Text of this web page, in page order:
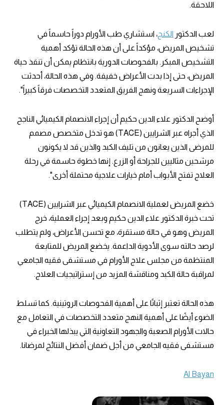
اللاحقة.
لعب الدكتور الكنج، استشاري طب الأورام دوراً حاسماً في
تشخيص المريض، مؤكداً على أن هذه الحالة تؤكد أهمية
التشخيص المبكر. بالفحوصات الدورية بانتظام يمكن أن تنقذ حياة
المريض، حتى إذا بدت الأعراض خفيفة. وفي هذه الحالة، أحدثت
الإجراءات السريعة ونهج الفريق المتعدد التخصصات فرقاً كبيراً".
أوضح الدكتور علاء الدين حكيم أن إجراء الانصمام الكيميائي الناجح
الذي أجراه عبر الشرايين (TACE) هو تدخل متخصص مصمم
للمرضى الذين يعانون من تليف الكبد والذين قد لا يكونون
مرشحين مثاليين للجراحة أو الزرع. إنها خطوة حاسمة في رحلة
العلاج تفتح الأبواب أمام خيارات علاجية محتملة أخرى".
خضع المريض لعملية الانصمام الكيميائي عبر الشرايين (TACE)
تحت خبرة الدكتور علاء الدين حكيم وبعد إجراء العملية، خرج
المريض وهو في حالة مستقرة، مع تحسن الأعراض، ولم يتطلب
لرصد حالته سوى الأدوية الداعمة. يخضع المريض للمتابعة
المنتظمة من مجلس علاج الأورام في مستشفى فقيه الجامعي
لمراقبة حالة الكبد ومناقشة المزيد من إستراتيجيات العلاج.
هذه الحالة تعتبر إثباتًا على أهمية الفحوصات الروتينية. كما تسلط
الضوء أيضًا على أهمية النهج متعدد التخصصات في التعامل مع
حالات الأورام الصعبة والجهود التعاونية التي يبذلها الخبراء في
مستشفى فقيه الجامعي من أجل ضمان أفضل النتائج لمرضانا.
Al Bayan